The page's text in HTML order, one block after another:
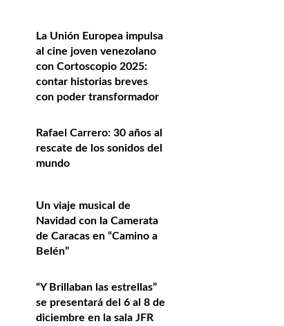
La Unión Europea impulsa
al cine joven venezolano
con Cortoscopio 2025:
contar historias breves
con poder transformador
Rafael Carrero: 30 años al
rescate de los sonidos del
mundo
Un viaje musical de
Navidad con la Camerata
de Caracas en “Camino a
Belén”
“Y Brillaban las estrellas”
se presentará del 6 al 8 de
diciembre en la sala JFR